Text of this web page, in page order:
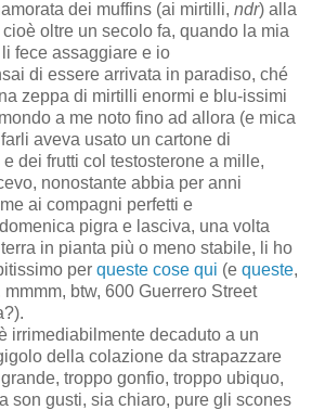
dei muffins (ai mirtilli, ndr) alla
oltre un secolo fa, quando la mia
fece assaggiare e io
di essere arrivata in paradiso, ché
zeppa di mirtilli enormi e blu-issimi
a me noto fino ad allora (e mica
aveva usato un cartone di
dei frutti col testosterone a mille,
nonostante abbia per anni
ai compagni perfetti e
pigra e lasciva, una volta
in pianta più o meno stabile, li ho
per queste cose qui (e queste,
mmmm, btw, 600 Guerrero Street
irrimediabilmente decaduto a un
della colazione da strapazzare
troppo gonfio, troppo ubiquo,
son gusti, sia chiaro, pure gli scones